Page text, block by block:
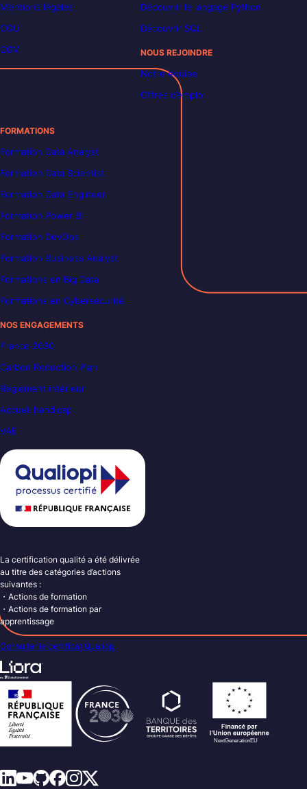
Mentions légales
CGU
CGV
Découvrir le langage Python
Découvrir SQL
NOUS REJOINDRE
Notre équipe
Offres d’emploi
FORMATIONS
Formation Data Analyst
Formation Data Scientist
Formation Data Engineer
Formation Power BI
Formation DevOps
Formation Business Analyst
Formations en Big Data
Formations en Cybersécurité
NOS ENGAGEMENTS
France 2030
Carbon Reduction Plan
Règlement intérieur
Accueil handicap
VAE
La certification qualité a été délivrée
au titre des catégories d’actions
suivantes :
・Actions de formation
・Actions de formation par
apprentissage
Consulter le certificat Qualiopi